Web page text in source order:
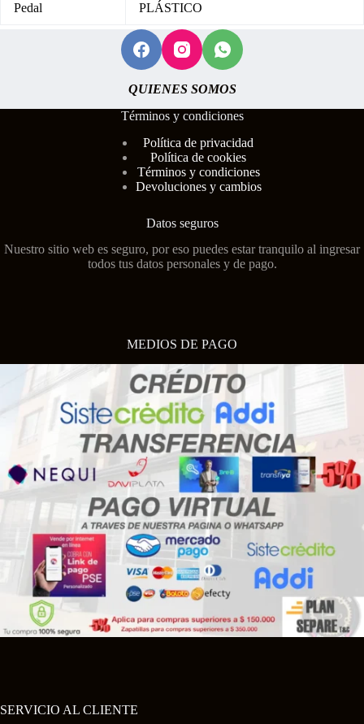
Pedal PLÁSTICO
QUIENES SOMOS
Términos y condiciones
Política de privacidad
Política de cookies
Términos y condiciones
Devoluciones y cambios
Datos seguros
Nuestro sitio web es seguro, por eso puedes estar tranquilo al ingresar
todos tus datos personales y de pago.
MEDIOS DE PAGO
SERVICIO AL CLIENTE